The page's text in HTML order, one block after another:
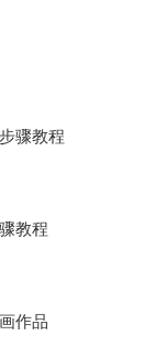
骤教程
教程
作品